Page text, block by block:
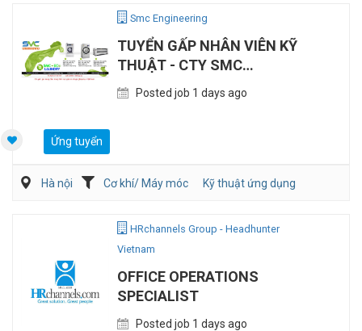
Smc Engineering
TUYỂN GẤP NHÂN VIÊN KỸ
THUẬT - CTY SMC
ENGINEERING
Posted job 1 days ago
Ứng tuyển
Hà nội Cơ khí/ Máy móc
Kỹ thuật ứng dụng
HRchannels Group - Headhunter
Vietnam
OFFICE OPERATIONS
SPECIALIST
Posted job 1 days ago